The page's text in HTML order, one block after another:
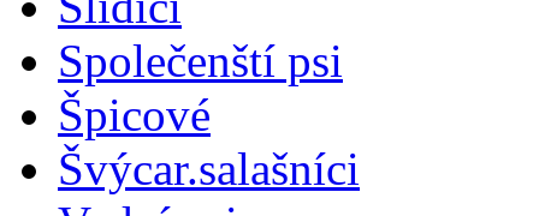
Společenští psi
Špicové
Švýcar.salašníci